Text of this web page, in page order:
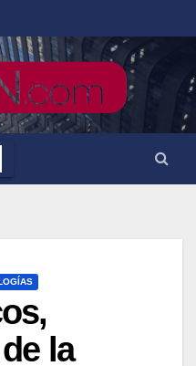
la